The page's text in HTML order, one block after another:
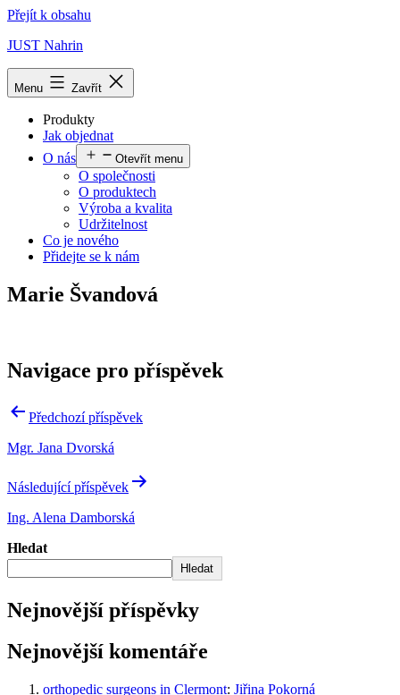
Přejít k obsahu
JUST Nahrin
Menu Zavřít
Produkty
Jak objednat
O nás
Otevřít menu
O společnosti
O produktech
Výroba a kvalita
Udržitelnost
Co je nového
Přidejte se k nám
Marie Švandová
Navigace pro příspěvek
Předchozí příspěvek
Mgr. Jana Dvorská
Následující příspěvek
Ing. Alena Damborská
Hledat
Hledat
Nejnovější příspěvky
Nejnovější komentáře
orthopedic surgeons in Clermont: Jiřina Pokorná